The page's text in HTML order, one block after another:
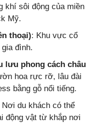
khí sôi động của miền
Mỹ.
thoại): Khu vực cổ
đình.
lưu phong cách châu
hoa rực rỡ, lâu đài
bằng gỗ nổi tiếng.
Nơi du khách có thể
động vật từ khắp nơi